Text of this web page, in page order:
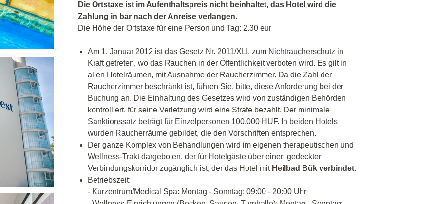
Die Ortstaxe ist im Aufenthaltspreis nicht beinhaltet, das Hotel wird die
Zahlung in bar nach der Anreise verlangen.
Die Höhe der Ortstaxe für eine Person und Tag: 2.30 eur
Am 1. Januar 2012 ist das Gesetz Nr. 2011/XLI. zum Nichtraucherschutz in
Kraft getreten, wo das Rauchen in der Öffentlichkeit verboten wird. Es gilt in
allen Hotelräumen, mit Ausnahme der Raucherzimmer. Da die Zahl der
Raucherzimmer beschränkt ist, führen Sie, bitte, diese Anforderung bei der
Buchung an. Die Einhaltung des Gesetzes wird von zuständigen Behörden
kontrolliert, für seine Verletzung wird eine Strafe bezahlt. Der minimale
Sanktionssatz beträgt für Einzelpersonen 100.000 HUF. In beiden Hotels
wurden Raucherräume gebildet, die den Vorschriften entsprechen.
Der ganze Komplex von Behandlungen wird im eigenen therapeutischen und
Wellness-Trakt dargeboten, der für Hotelgäste über einen gedeckten
Verbindungskorridor zugänglich ist, der das Hotel mit Heilbad Bük verbindet.
Betriebszeit:
- Kurzentrum/Medical Spa: Montag - Sonntag: 09:00 - 20:00 Uhr